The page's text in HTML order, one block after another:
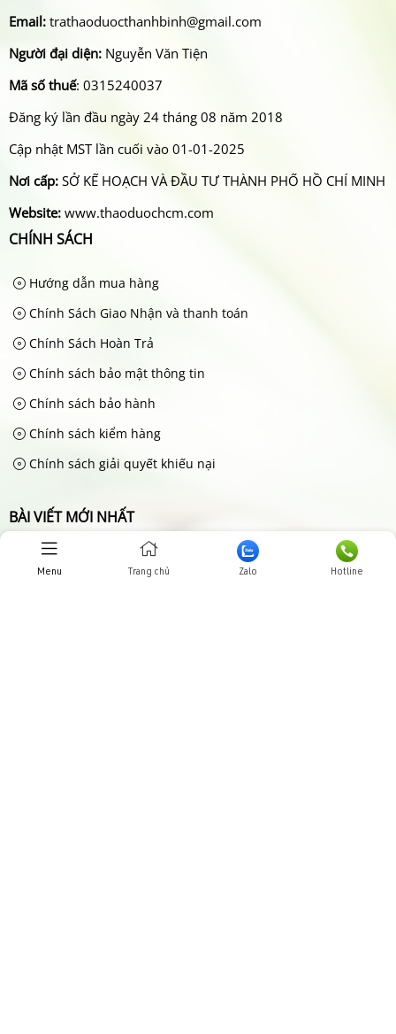
Email: trathaoduocthanhbinh@gmail.com
Người đại diện: Nguyễn Văn Tiện
Mã số thuế: 0315240037
Đăng ký lần đầu ngày 24 tháng 08 năm 2018
Cập nhật MST lần cuối vào 01-01-2025
Nơi cấp: SỞ KẾ HOẠCH VÀ ĐẦU TƯ THÀNH PHỐ HỒ CHÍ MINH
Website: www.thaoduochcm.com
CHÍNH SÁCH
Hướng dẫn mua hàng
Chính Sách Giao Nhận và thanh toán
Chính Sách Hoàn Trả
Chính sách bảo mật thông tin
Chính sách bảo hành
Chính sách kiểm hàng
Chính sách giải quyết khiếu nại
BÀI VIẾT MỚI NHẤT
Hướng dẫn mua hàng
Menu Trang chủ Zalo Hotline